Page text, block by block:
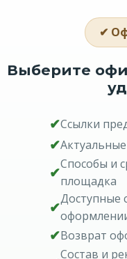
✔
Выберите
✔Ссылки
✔
✔Способы и
площадка
✔Доступные
✔Возврат
Состав и